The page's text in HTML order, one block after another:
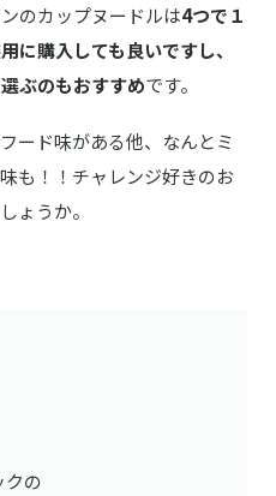
のカップヌードルは4つで１
に購入しても良いですし、
ぶのもおすすめです。
ード味がある他、なんとミ
も！！チャレンジ好きのお
ょうか。
クの